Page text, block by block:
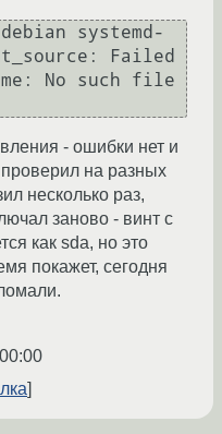
systemd-
Failed
No such file
- ошибки нет и
на разных
несколько раз,
заново - винт с
как sda, но это
покажет, сегодня